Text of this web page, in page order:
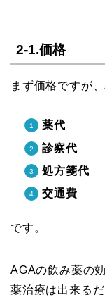
2-1.価格
まず価格ですが
薬代
診察代
処方箋代
交通費
です。
AGAの飲み薬の
薬治療は出来る